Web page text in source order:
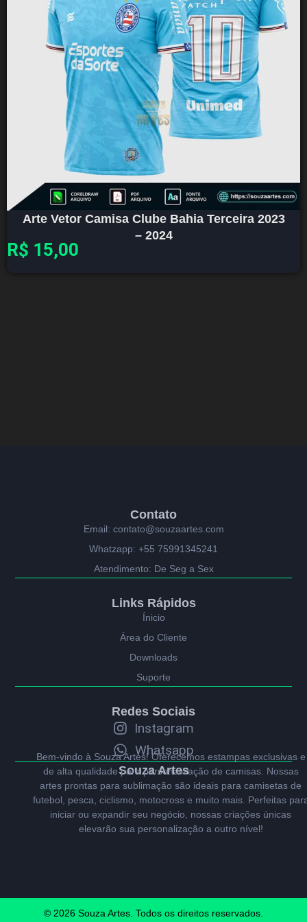
Arte Vetor Camisa Clube Bahia Terceira 2023
– 2024
R$ 15,00
Souza Artes
Bem-vindo à Souza Artes! Oferecemos estampas exclusivas e
de alta qualidade para personalização de camisas. Nossas
artes prontas para sublimação são ideais para camisetas de
futebol, pesca, ciclismo, motocross e muito mais. Perfeitas
iniciar ou expandir seu negócio, nossas criações únicas
elevarão sua personalização a outro nível!
Contato
Email: contato@souzaartes.com
Whatzapp: +55 75991345241
Atendimento: De Seg a Sex
Redes Sociais
Instagram
Whatsapp
Links Rápidos
Ínicio
Área do Cliente
Downloads
Suporte
© 2026 Souza Artes. Todos os direitos reservados.